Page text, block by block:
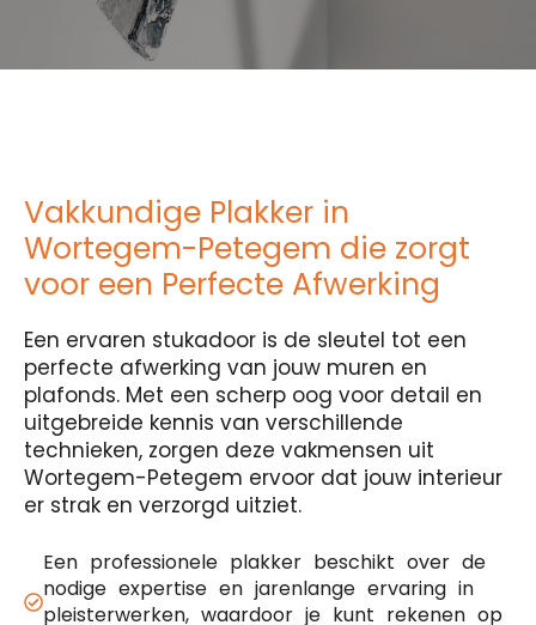
Vakkundige Plakker in
Wortegem-Petegem die zorgt
voor een Perfecte Afwerking
Een ervaren stukadoor is de sleutel tot een
perfecte afwerking van jouw muren en
plafonds. Met een scherp oog voor detail en
uitgebreide kennis van verschillende
technieken, zorgen deze vakmensen uit
Wortegem-Petegem ervoor dat jouw interieur
er strak en verzorgd uitziet.
Een professionele plakker beschikt over de
nodige expertise en jarenlange ervaring in
pleisterwerken, waardoor je kunt rekenen op